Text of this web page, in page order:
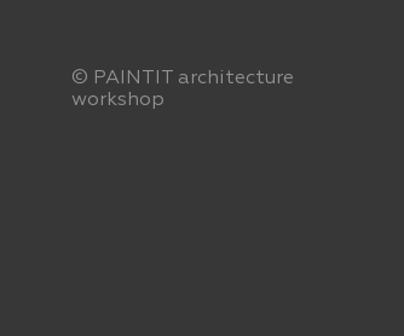
© PAINTIT architecture
workshop